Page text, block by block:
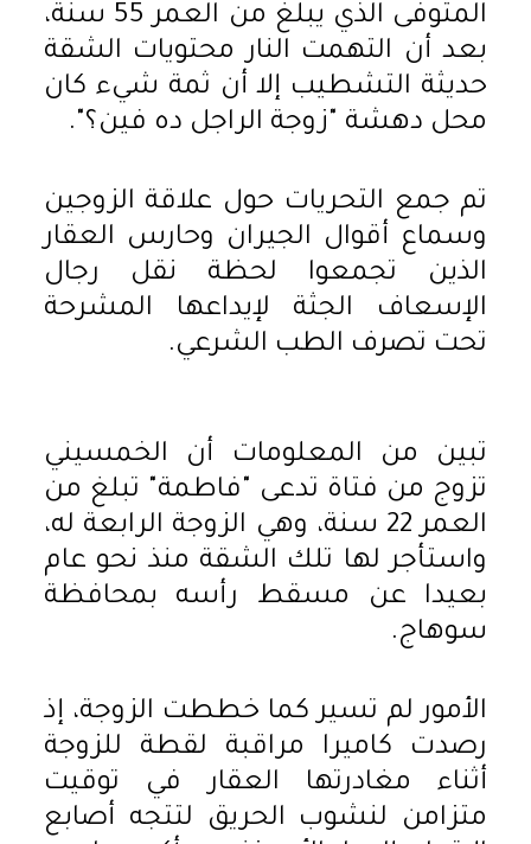
المتوفى الذي يبلغ من العمر 55 سنة،
بعد أن التهمت النار محتويات الشقة
حديثة التشطيب إلا أن ثمة شيء كان
محل دهشة "زوجة الراجل ده فين؟".
تم جمع التحريات حول علاقة الزوجين
وسماع أقوال الجيران وحارس العقار
الذين تجمعوا لحظة نقل رجال
الإسعاف الجثة لإيداعها المشرحة
تحت تصرف الطب الشرعي.
تبين من المعلومات أن الخمسيني
تزوج من فتاة تدعى "فاطمة" تبلغ من
العمر 22 سنة، وهي الزوجة الرابعة له،
واستأجر لها تلك الشقة منذ نحو عام
بعيدا عن مسقط رأسه بمحافظة
سوهاج.
الأمور لم تسير كما خططت الزوجة، إذ
رصدت كاميرا مراقبة لقطة للزوجة
أثناء مغادرتها العقار في توقيت
متزامن لنشوب الحريق لتتجه أصابع